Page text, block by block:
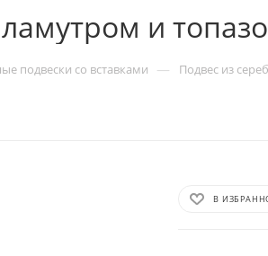
и
подвески со вставками — Подвес из
В